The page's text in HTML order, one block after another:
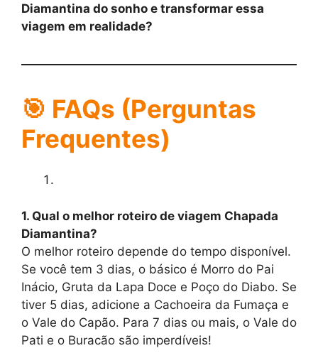
Diamantina do sonho e transformar essa
viagem em realidade?
🎯 FAQs (Perguntas
Frequentes)
1. Qual o melhor roteiro de viagem Chapada
Diamantina?
O melhor roteiro depende do tempo disponível.
Se você tem 3 dias, o básico é Morro do Pai
Inácio, Gruta da Lapa Doce e Poço do Diabo. Se
tiver 5 dias, adicione a Cachoeira da Fumaça e
o Vale do Capão. Para 7 dias ou mais, o Vale do
Pati e o Buracão são imperdíveis!